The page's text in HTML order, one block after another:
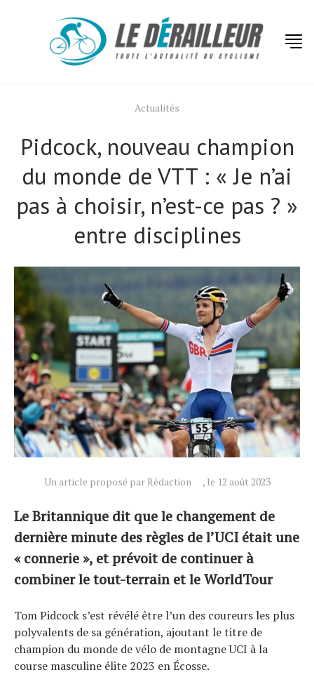
Actualités
Pidcock, nouveau champion
du monde de VTT : « Je n’ai
pas à choisir, n’est-ce pas ? »
entre disciplines
Un article proposé par Rédaction , le 12 août 2023
Le Britannique dit que le changement de
dernière minute des règles de l’UCI était une
« connerie », et prévoit de continuer à
combiner le tout-terrain et le WorldTour
Tom Pidcock s’est révélé être l’un des coureurs les plus
polyvalents de sa génération, ajoutant le titre de
champion du monde de vélo de montagne UCI à la
course masculine élite 2023 en Écosse.
Technologies
Tests de produits
Conseils